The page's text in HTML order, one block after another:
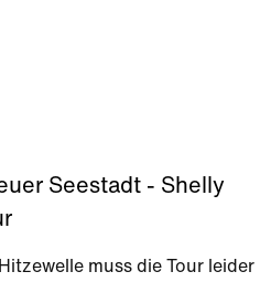
Seestadt - Shelly
muss die Tour leider